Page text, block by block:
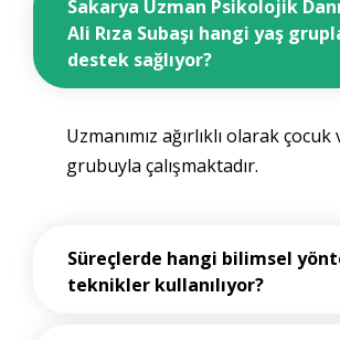
Sakarya Uzman Psikolojik
Ali Rıza Subaşı hangi yaş
destek sağlıyor?
Uzmanımız ağırlıklı olarak
grubuyla çalışmaktadır.
Süreçlerde hangi bilimsel
teknikler kullanılıyor?